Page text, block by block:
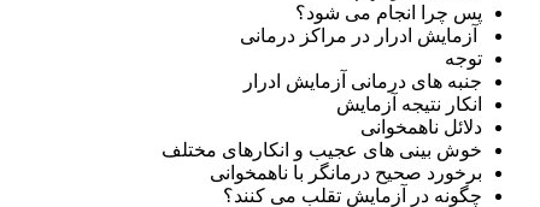
پس چرا انجام می شود؟
آزمایش ادرار در مراکز درمانی
توجه
جنبه های درمانی آزمایش ادرار
انکار نتیجه آزمایش
دلائل ناهمخوانی
خوش بینی های عجیب و انکارهای مختلف
برخورد صحیح درمانگر با ناهمخوانی
چگونه در آزمایش تقلب می کنند؟